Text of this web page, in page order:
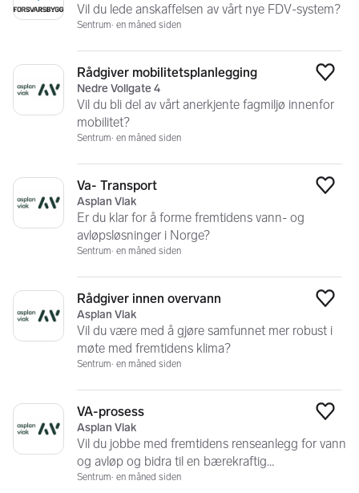
Vil du lede anskaffelsen av vårt nye FDV-system?
Sentrum en måned siden
Rådgiver mobilitetsplanlegging
Nedre Vollgate 4
Vil du bli del av vårt anerkjente fagmiljø innenfor
mobilitet?
Sentrum en måned siden
Va- Transport
Asplan Viak
Er du klar for å forme fremtidens vann- og
avløpsløsninger i Norge?
Sentrum en måned siden
Rådgiver innen overvann
Asplan Viak
Vil du være med å gjøre samfunnet mer robust i
møte med fremtidens klima?
Sentrum en måned siden
VA-prosess
Asplan Viak
Vil du jobbe med fremtidens renseanlegg for vann
og avløp og bidra til en bærekraftig
samfunnsutvikling?
Sentrum en måned siden